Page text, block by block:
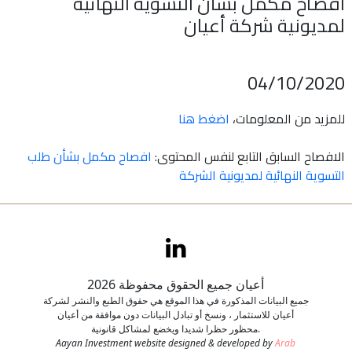
لمديونية شركة أعيان
04/10/2020
للمزيد من المعلومات، اضغط هنا
الافصاح السابق التابع لنفس المحتوى: افصاح مكمل بشأن طلب
التسوية النهائية لمديونية الشركة
أعيان جميع الحقوق محفوظة 2026
جميع البيانات المذكورة في هذا الموقع هي حقوق الطبع والنشر لشركة
أعيان للاستثمار ، ونسخ أو تبادل البيانات دون موافقة من أعيان
محظور حظرا شديدا ويخضع لمشاكل قانونية.
Aayan Investment website designed & developed byArab
اتصل بنا
طلب وظيفة